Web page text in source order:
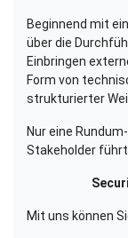
Beginnend mit
über die
Einbringen
Form von
strukturierter
Nur eine
Stakeholder
Mit uns können